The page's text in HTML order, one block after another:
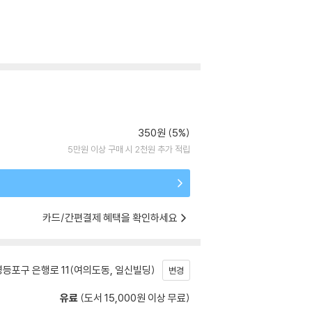
350원 (5%)
5만원 이상 구매 시 2천원 추가 적립
카드/간편결제 혜택을 확인하세요
포구 은행로 11(여의도동, 일신빌딩) 변경
유료 (도서 15,000원 이상 무료)